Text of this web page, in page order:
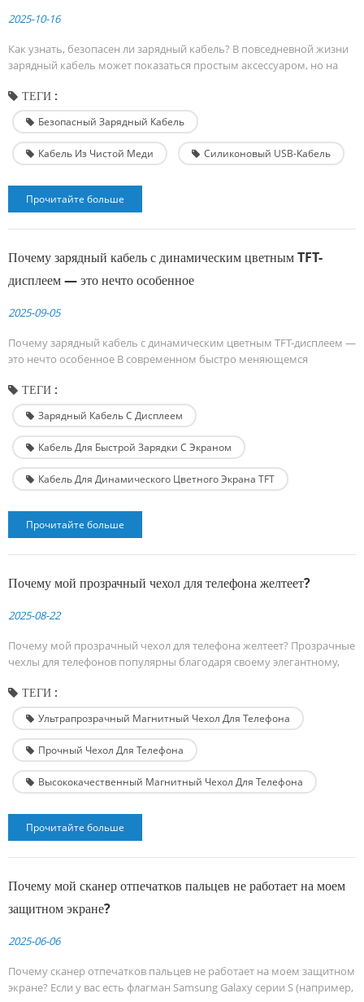
2025-10-16
Как узнать, безопасен ли зарядный кабель? В повседневной жизни
зарядный кабель может показаться простым аксессуаром, но на
вас, так и для ваших устройств. Некачественный кабель не только
сокращает срок службы телефона, но и может привести к
перегреву, искрам и даже возгоранию. Как же узнать, безопасен ли
зарядный кабель для использовани...
ТЕГИ :
Безопасный Зарядный Кабель
Кабель Из Чистой Меди Силиконовый USB-Кабель
Прочитайте больше
Почему зарядный кабель с динамическим цветным TFT-
дисплеем — это нечто особенное
2025-09-05
Почему зарядный кабель с динамическим цветным TFT-дисплеем —
это нечто особенное В современном быстро меняющемся
насколько хорошо вы разбираетесь в этом процессе? Большинство
людей просто подключают свои устройства к зарядному устройству
и надеются на лучшее — будь то быстрая зарядка, безопасная
зарядка или даже совместимость зарядного...
ТЕГИ :
Зарядный Кабель С Дисплеем
Кабель Для Быстрой Зарядки С Экраном
Кабель Для Динамического Цветного Экрана TFT
Прочитайте больше
Почему мой прозрачный чехол для телефона желтеет?
2025-08-22
Почему мой прозрачный чехол для телефона желтеет? Прозрачные
чехлы для телефонов популярны благодаря своему элегантному,
смартфона, одновременно защищая его. Но если вы пользуетесь
чехлом уже давно, вы наверняка замечали неприятную проблему:
ваш некогда кристально чистый чехол постепенно желтеет. Итак,
почему это происходит? Давайте разб...
ТЕГИ :
Ультрапрозрачный Магнитный Чехол Для Телефона
Прочный Чехол Для Телефона
Высококачественный Магнитный Чехол Для Телефона
Прочитайте больше
Почему мой сканер отпечатков пальцев не работает на моем
защитном экране?
2025-06-06
Почему сканер отпечатков пальцев не работает на моем защитном
экране? Если у вас есть флагман Samsung Galaxy серии S (например,